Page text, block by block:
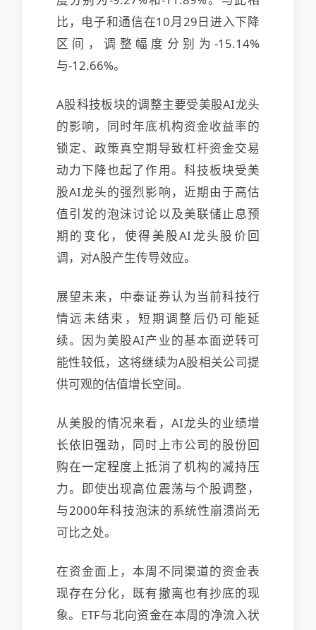
比，电子和通信在10月29日进入下降
区间，调整幅度分别为-15.14%
与-12.66%。
A股科技板块的调整主要受美股AI龙头
的影响，同时年底机构资金收益率的
锁定、政策真空期导致杠杆资金交易
动力下降也起了作用。科技板块受美
股AI龙头的强烈影响，近期由于高估
值引发的泡沫讨论以及美联储止息预
期的变化，使得美股AI龙头股价回
调，对A股产生传导效应。
展望未来，中泰证券认为当前科技行
情远未结束，短期调整后仍可能延
续。因为美股AI产业的基本面逆转可
能性较低，这将继续为A股相关公司提
供可观的估值增长空间。
从美股的情况来看，AI龙头的业绩增
长依旧强劲，同时上市公司的股份回
购在一定程度上抵消了机构的减持压
力。即使出现高位震荡与个股调整，
与2000年科技泡沫的系统性崩溃尚无
可比之处。
在资金面上，本周不同渠道的资金表
现存在分化，既有撤离也有抄底的现
象。ETF与北向资金在本周的净流入状